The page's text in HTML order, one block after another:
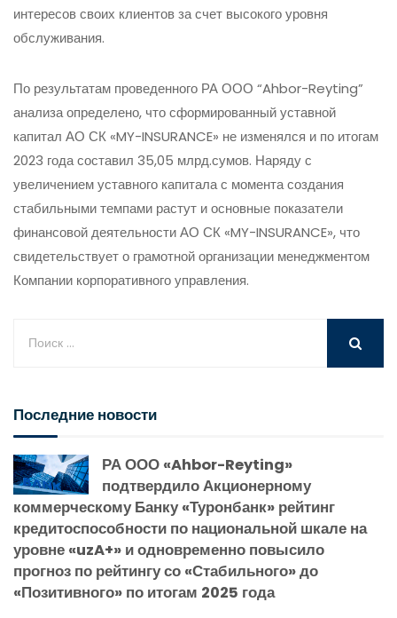
интересов своих клиентов за счет высокого уровня
обслуживания.
По результатам проведенного РА ООО “Ahbor-Reyting”
анализа определено, что сформированный уставной
капитал АО СК «MY-INSURANCE» не изменялся и по итогам
2023 года составил 35,05 млрд.сумов. Наряду с
увеличением уставного капитала с момента создания
стабильными темпами растут и основные показатели
финансовой деятельности АО СК «MY-INSURANCE», что
свидетельствует о грамотной организации менеджментом
Компании корпоративного управления.
Последние новости
РА ООО «Ahbor-Reyting»
подтвердило Акционерному
коммерческому Банку «Туронбанк» рейтинг
кредитоспособности по национальной шкале на
уровне «uzA+» и одновременно повысило
прогноз по рейтингу со «Стабильного» до
«Позитивного» по итогам 2025 года